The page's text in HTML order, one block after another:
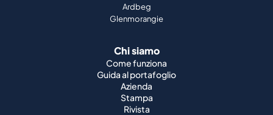
Ardbeg
Glenmorangie
Chi siamo
Come funziona
Guida al portafoglio
Azienda
Stampa
Rivista